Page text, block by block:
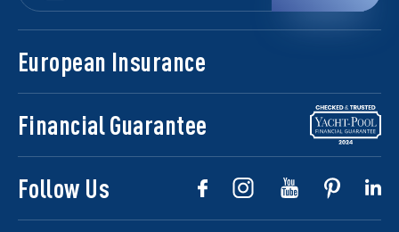
European Insurance
Financial Guarantee
Follow Us